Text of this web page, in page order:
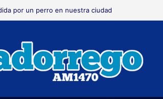
por un perro en nuestra ciudad